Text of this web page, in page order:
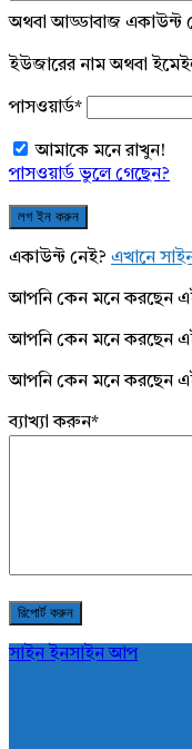
অথবা আড্ডাবাজ একাউন্ট
ইউজারের নাম অথবা
পাসওয়ার্ড*
আমাকে মনে রাখুন!
পাসওয়ার্ড ভুলে গেছেন?
একাউন্ট নেই? এখানে
আপনি কেন মনে করছেন এই
আপনি কেন মনে করছেন এই
আপনি কেন মনে করছেন এই
ব্যাখ্যা করুন*
সাইন ইনসাইন আপ